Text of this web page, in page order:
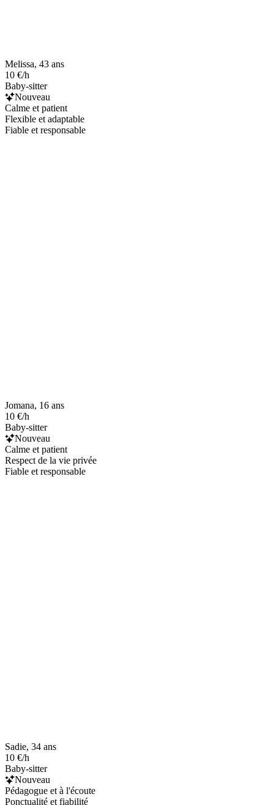
Melissa, 43 ans
10 €/h
Baby-sitter
Nouveau
Calme et patient
Flexible et adaptable
Fiable et responsable
Jomana, 16 ans
10 €/h
Baby-sitter
Nouveau
Calme et patient
Respect de la vie privée
Fiable et responsable
Sadie, 34 ans
10 €/h
Baby-sitter
Nouveau
Pédagogue et à l'écoute
Ponctualité et fiabilité